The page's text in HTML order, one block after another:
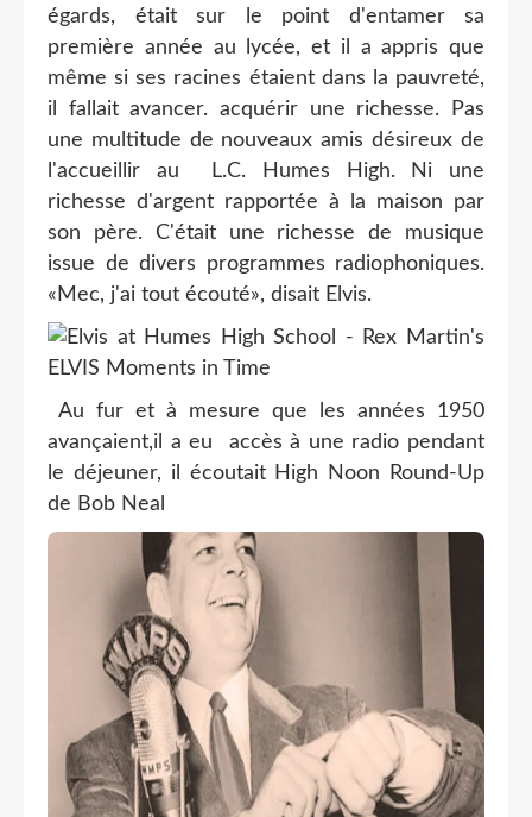
égards, était sur le point d'entamer sa
première année au lycée, et il a appris que
même si ses racines étaient dans la pauvreté,
il fallait avancer. acquérir une richesse. Pas
une multitude de nouveaux amis désireux de
l'accueillir au L.C. Humes High. Ni une
richesse d'argent rapportée à la maison par
son père. C'était une richesse de musique
issue de divers programmes radiophoniques.
«Mec, j'ai tout écouté», disait Elvis.
Au fur et à mesure que les années 1950
avançaient,il a eu accès à une radio pendant
le déjeuner, il écoutait High Noon Round-Up
de Bob Neal